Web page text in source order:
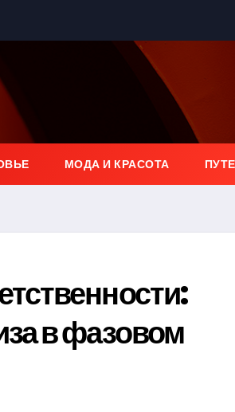
МОДА И КРАСОТА
в фазовом